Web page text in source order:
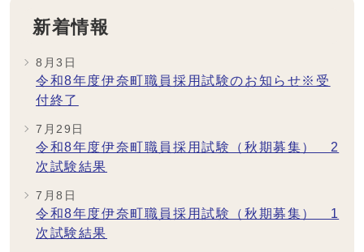
新着情報
8月3日
令和8年度伊奈町職員採用試験のお知らせ※受
付終了
7月29日
令和8年度伊奈町職員採用試験（秋期募集） 2
次試験結果
7月8日
令和8年度伊奈町職員採用試験（秋期募集） 1
次試験結果